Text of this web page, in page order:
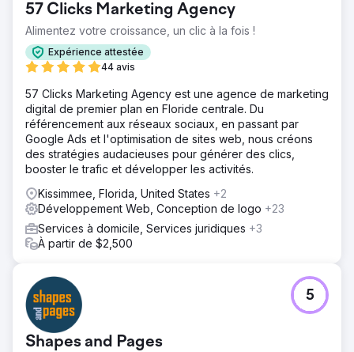
Il entrait sur un marché des services locaux très
concurrentiel, où les acteurs établis bénéficiaient
d'années de crédibilité et d'une excellente visibilité sur
Google Maps. Partir de zéro signifiait que chaque
concurrent avait une longueur d'avance, et le client avait
besoin de résultats rapides pour générer des revenus.
Problème principal : personne ne le trouvait, et
l'algorithme n'avait aucune raison de lui faire confiance.
Solution
Nous avons bâti leur stratégie de référencement local de
A à Z. Cela impliquait d'optimiser entièrement leur fiche
Google My Business avec les bonnes catégories, les
zones de service appropriées et une description
optimisée pour les mots-clés, ainsi qu'un processus de
génération d'avis dès le premier jour. Chaque page de
service a été conçue autour d'un mot-clé local à fort
naturels et des indications de localisation claires dans les
titres, les en-têtes et le contenu. Nous avons garanti la
cohérence des citations dans les principaux annuaires et
structuré chaque page pour convertir les visiteurs en
prospects.
57 Clicks Marketing Agency
Alimentez votre croissance, un clic à la fois !
Expérience attestée
44 avis
57 Clicks Marketing Agency est une agence de marketing
digital de premier plan en Floride centrale. Du
référencement aux réseaux sociaux, en passant par
Google Ads et l'optimisation de sites web, nous créons
des stratégies audacieuses pour générer des clics,
booster le trafic et développer les activités.
Kissimmee, Florida, United States +2
Développement Web, Conception de logo +23
Services à domicile, Services juridiques +3
À partir de $2,500
Shapes and Pages
5